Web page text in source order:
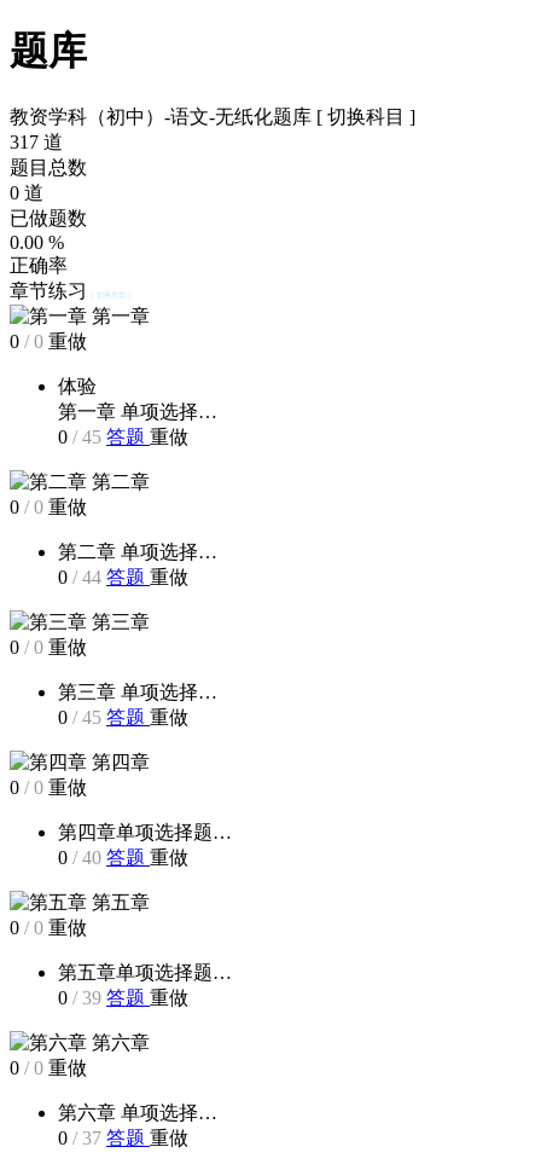
题库
教资学科（初中）-语文-无纸化题库 [ 切换科目 ]
317 道
题目总数
0 道
已做题数
0.00 %
正确率
章节练习
[ 切换类型 ]
第一章
0 /0 重做
体验
第一章 单项选择…
0 /45 答题 重做
第二章
0 /0 重做
第二章 单项选择…
0 /44 答题 重做
第三章
0 /0 重做
第三章 单项选择…
0 /45 答题 重做
第四章
0 /0 重做
第四章单项选择题…
0 /40 答题 重做
第五章
0 /0 重做
第五章单项选择题…
0 / 39 答题 重做
第六章
0 /0 重做
第六章 单项选择…
0 / 37 答题 重做